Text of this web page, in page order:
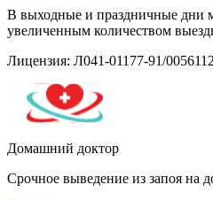
В выходные и праздничные дни
увеличенным количеством
Лицензия: Л041-01177-91/
Домашний доктор
Срочное выведение из запоя на